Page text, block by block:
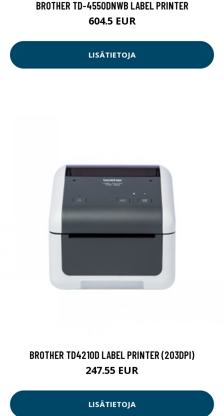
BROTHER TD-4550DNWB LABEL PRINTER
604.5 EUR
LISÄTIETOJA
BROTHER TD4210D LABEL PRINTER (203DPI)
247.55 EUR
LISÄTIETOJA